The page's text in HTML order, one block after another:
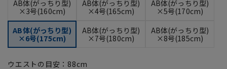
AB体(がっちり型)
×3号(160cm)
AB体(がっちり型)
×4号(165cm)
AB体(がっちり型)
×5号(170cm)
AB体(がっちり型)
×6号(175cm)
AB体(がっちり型)
×7号(180cm)
AB体(がっちり型)
×8号(185cm)
ウエストの目安： 88cm